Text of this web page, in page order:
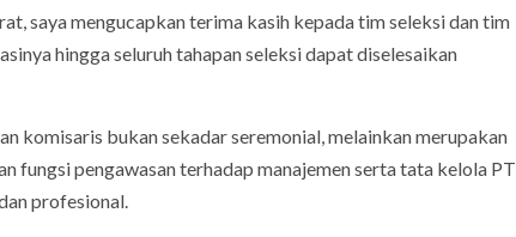
saya mengucapkan terima kasih kepada tim seleksi dan tim
hingga seluruh tahapan seleksi dapat diselesaikan
komisaris bukan sekadar seremonial, melainkan merupakan
fungsi pengawasan terhadap manajemen serta tata kelola PT
profesional.